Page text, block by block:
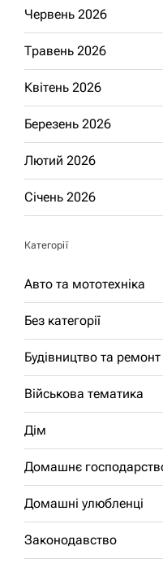
Червень 2026
Травень 2026
Квітень 2026
Березень 2026
Лютий 2026
Січень 2026
Категорії
Авто та мототехніка
Без категорії
Будівництво та ремонт
Військова тематика
Дім
Домашнє
Домашні улюбленці
Законодавство